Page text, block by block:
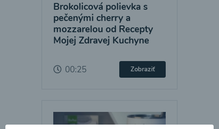
Brokolicová polievka s
pečenými cherry a
mozzarelou od Recepty
Mojej Zdravej Kuchyne
00:25 Zobraziť